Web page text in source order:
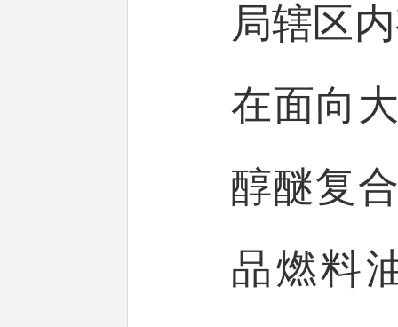
局辖区
在面向
醇醚复
品燃料